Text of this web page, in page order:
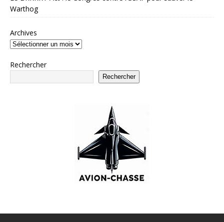
Warthog
Archives
Rechercher
Rechercher